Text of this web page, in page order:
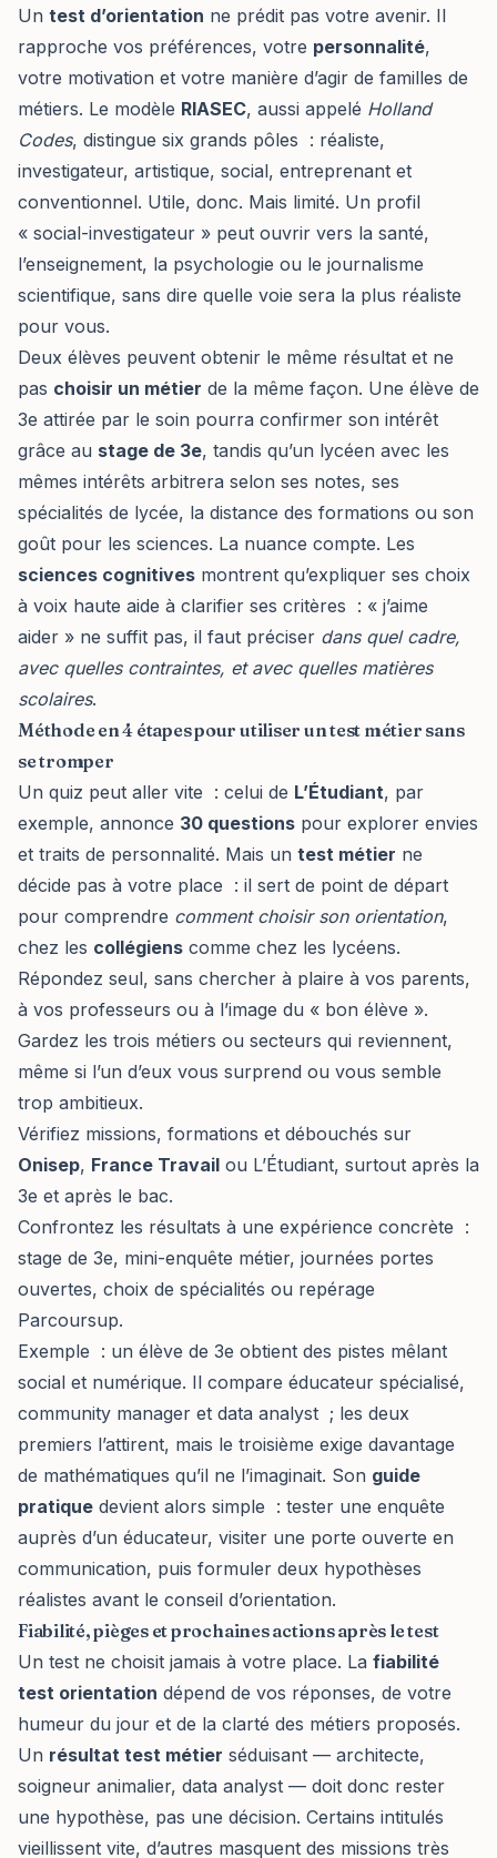
Un test d’orientation ne prédit pas votre avenir. Il
rapproche vos préférences, votre personnalité,
votre motivation et votre manière d’agir de familles de
métiers. Le modèle RIASEC, aussi appelé Holland
Codes, distingue six grands pôles : réaliste,
investigateur, artistique, social, entreprenant et
conventionnel. Utile, donc. Mais limité. Un profil
« social-investigateur » peut ouvrir vers la santé,
l’enseignement, la psychologie ou le journalisme
scientifique, sans dire quelle voie sera la plus réaliste
pour vous.
Deux élèves peuvent obtenir le même résultat et ne
pas choisir un métier de la même façon. Une élève de
3e attirée par le soin pourra confirmer son intérêt
grâce au stage de 3e, tandis qu’un lycéen avec les
mêmes intérêts arbitrera selon ses notes, ses
spécialités de lycée, la distance des formations ou son
goût pour les sciences. La nuance compte. Les
sciences cognitives montrent qu’expliquer ses choix
à voix haute aide à clarifier ses critères : « j’aime
aider » ne suffit pas, il faut préciser dans quel cadre,
avec quelles contraintes, et avec quelles matières
scolaires.
Méthode en 4 étapes pour utiliser un test métier sans
se tromper
Un quiz peut aller vite : celui de L’Étudiant, par
exemple, annonce 30 questions pour explorer envies
et traits de personnalité. Mais un test métier ne
décide pas à votre place : il sert de point de départ
pour comprendre comment choisir son orientation,
chez les collégiens comme chez les lycéens.
Répondez seul, sans chercher à plaire à vos parents,
à vos professeurs ou à l’image du « bon élève ».
Gardez les trois métiers ou secteurs qui reviennent,
même si l’un d’eux vous surprend ou vous semble
trop ambitieux.
Vérifiez missions, formations et débouchés sur
Onisep, France Travail ou L’Étudiant, surtout après la
3e et après le bac.
Confrontez les résultats à une expérience concrète :
stage de 3e, mini-enquête métier, journées portes
ouvertes, choix de spécialités ou repérage
Parcoursup.
Exemple : un élève de 3e obtient des pistes mêlant
social et numérique. Il compare éducateur spécialisé,
community manager et data analyst ; les deux
premiers l’attirent, mais le troisième exige davantage
de mathématiques qu’il ne l’imaginait. Son guide
pratique devient alors simple : tester une enquête
auprès d’un éducateur, visiter une porte ouverte en
communication, puis formuler deux hypothèses
réalistes avant le conseil d’orientation.
Fiabilité, pièges et prochaines actions après le test
Un test ne choisit jamais à votre place. La fiabilité
test orientation dépend de vos réponses, de votre
humeur du jour et de la clarté des métiers proposés.
Un résultat test métier séduisant — architecte,
soigneur animalier, data analyst — doit donc rester
une hypothèse, pas une décision. Certains intitulés
vieillissent vite, d’autres masquent des missions très